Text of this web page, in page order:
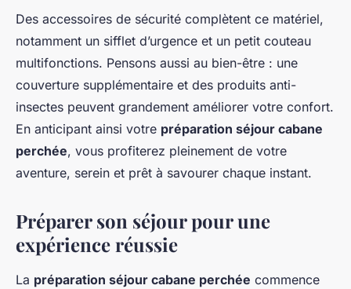
Des accessoires de sécurité complètent ce matériel,
notamment un sifflet d’urgence et un petit couteau
multifonctions. Pensons aussi au bien-être : une
couverture supplémentaire et des produits anti-
insectes peuvent grandement améliorer votre confort.
En anticipant ainsi votre préparation séjour cabane
perchée, vous profiterez pleinement de votre
aventure, serein et prêt à savourer chaque instant.
Préparer son séjour pour une
expérience réussie
La préparation séjour cabane perchée commence